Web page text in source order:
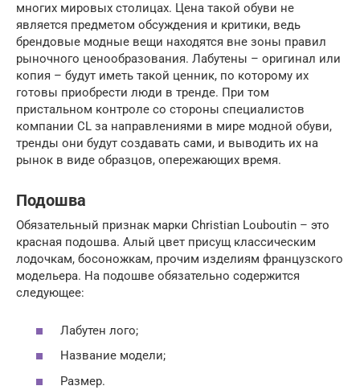
многих мировых столицах. Цена такой обуви не
является предметом обсуждения и критики, ведь
брендовые модные вещи находятся вне зоны правил
рыночного ценообразования. Лабутены – оригинал или
копия – будут иметь такой ценник, по которому их
готовы приобрести люди в тренде. При том
пристальном контроле со стороны специалистов
компании CL за направлениями в мире модной обуви,
тренды они будут создавать сами, и выводить их на
рынок в виде образцов, опережающих время.
Подошва
Обязательный признак марки Christian Louboutin – это
красная подошва. Алый цвет присущ классическим
лодочкам, босоножкам, прочим изделиям французского
модельера. На подошве обязательно содержится
следующее:
Лабутен лого;
Название модели;
Размер.